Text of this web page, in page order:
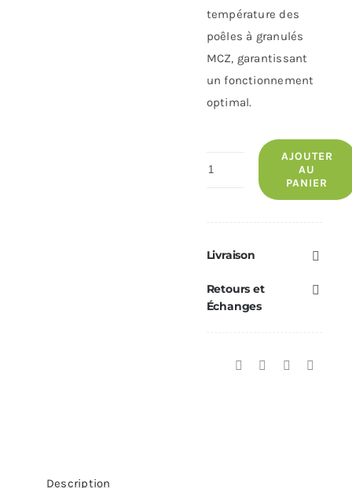
température des
poêles à granulés
MCZ, garantissant
un fonctionnement
optimal.
quantité
AJOUTER
AU
PANIER
Livraison
Retours et
Échanges
Description